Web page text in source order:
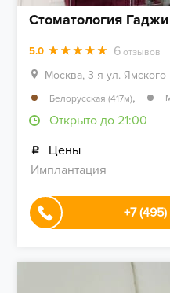
Стоматология
5.0 6 отзывов
Москва, 3-я ул. Ямского
Белорусская (417м),
Открыто до 21:00
Цены
Имплантация
+7